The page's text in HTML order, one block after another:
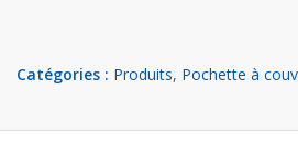
Catégories : Produits, Pochette à